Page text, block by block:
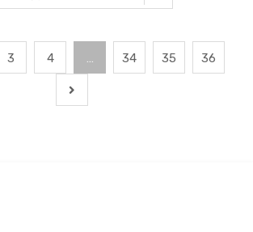
3 4 … 34 35 36